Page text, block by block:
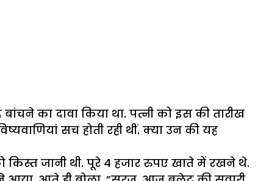
का दावा किया था. पत्नी को इस की तारीख
सच होती रही थीं. क्या उन की यह
किस्त जानी थी. पूरे 4 हजार रुपए खाते में रखने थे.